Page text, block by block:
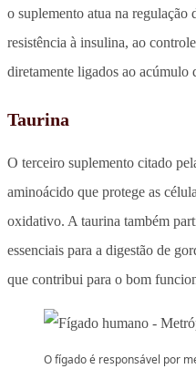
o suplemento atua na regulação
resistência à insulina, ao
diretamente ligados ao acúmulo
Taurina
O terceiro suplemento citado
aminoácido que protege as
oxidativo. A taurina também
essenciais para a digestão de
que contribui para o bom
O fígado é responsável por